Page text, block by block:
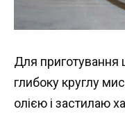
Для приготування
глибоку круглу
олією і застилаю